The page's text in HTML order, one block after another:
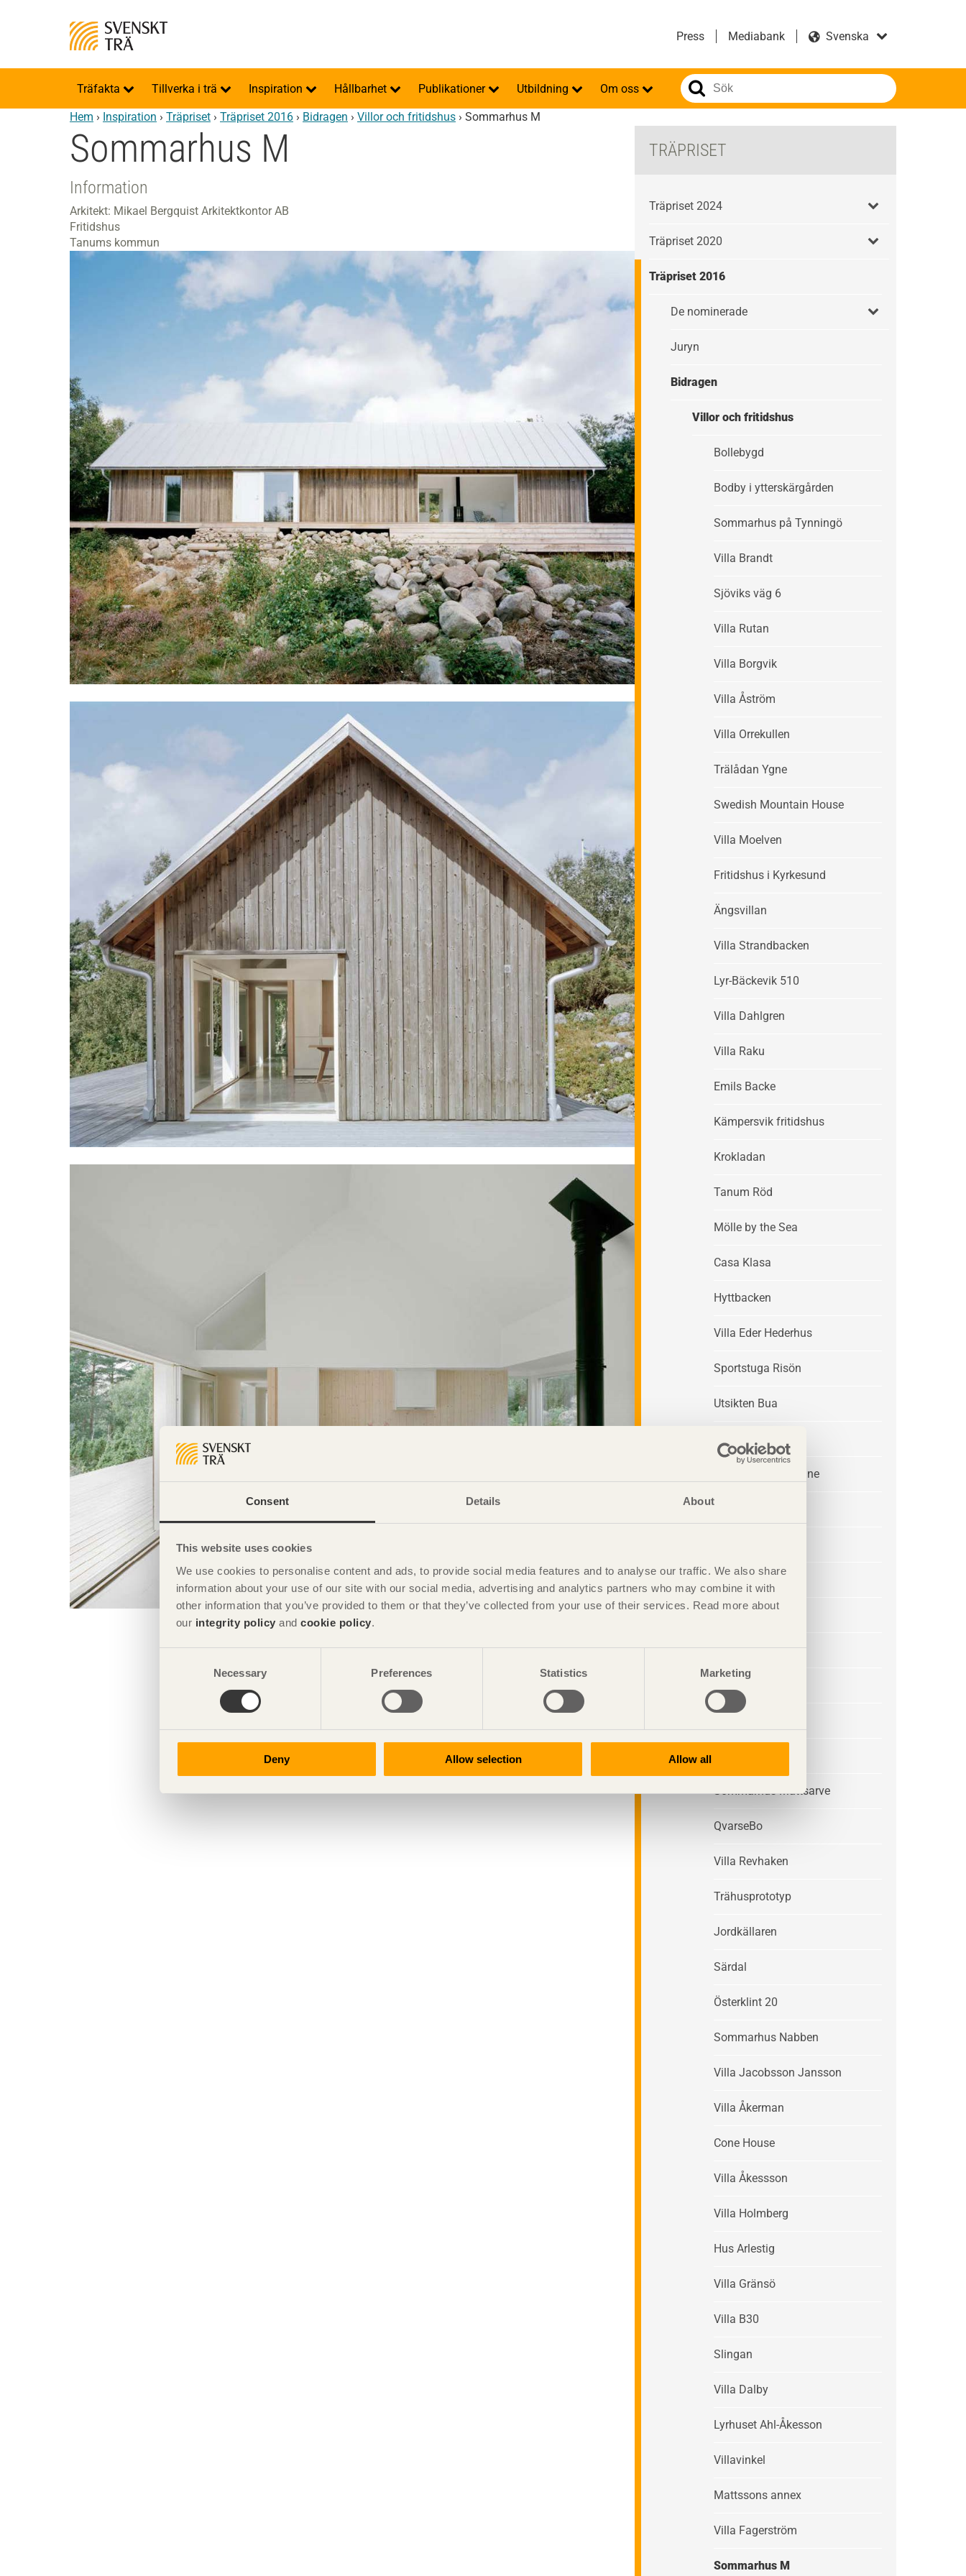
Consent Details About
This website uses cookies
We use cookies to personalise content and ads, to provide social media features and to analyse our traffic. We also share
information about your use of our site with our social media, advertising and analytics partners who may combine it with
other information that you’ve provided to them or that they’ve collected from your use of their services. Read more about
our integrity policy and cookie policy.
Necessary Preferences Statistics Marketing
Deny Allow selection Allow all
Press Mediabank
Träfakta Tillverka i trä Inspiration Hållbarhet Publikationer Utbildning Om oss
Hem › Inspiration › Träpriset › Träpriset 2016 › Bidragen › Villor och fritidshus › Sommarhus M
Sommarhus M
Information
Arkitekt: Mikael Bergquist Arkitektkontor AB
Fritidshus
Tanums kommun
TRÄPRISET
Träpriset 2024
Träpriset 2020
Träpriset 2016
De nominerade
Juryn
Bidragen
Villor och fritidshus
Bollebygd
Bodby i ytterskärgården
Sommarhus på Tynningö
Villa Brandt
Sjöviks väg 6
Villa Rutan
Villa Borgvik
Villa Åström
Villa Orrekullen
Trälådan Ygne
Swedish Mountain House
Villa Moelven
Fritidshus i Kyrkesund
Ängsvillan
Villa Strandbacken
Lyr-Bäckevik 510
Villa Dahlgren
Villa Raku
Emils Backe
Kämpersvik fritidshus
Krokladan
Tanum Röd
Mölle by the Sea
Casa Klasa
Hyttbacken
Villa Eder Hederhus
Sportstuga Risön
Utsikten Bua
Sommarhus Akenine
Sunna
Hedebo
Boda
Sommarhus Mattsarve
QvarseBo
Villa Revhaken
Trähusprototyp
Jordkällaren
Särdal
Österklint 20
Sommarhus Nabben
Villa Jacobsson Jansson
Villa Åkerman
Cone House
Villa Åkessson
Villa Holmberg
Hus Arlestig
Villa Gränsö
Villa B30
Slingan
Villa Dalby
Lyrhuset Ahl-Åkesson
Villavinkel
Mattssons annex
Villa Fagerström
Sommarhus M